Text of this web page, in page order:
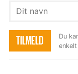
Dit
TILMELD
Du